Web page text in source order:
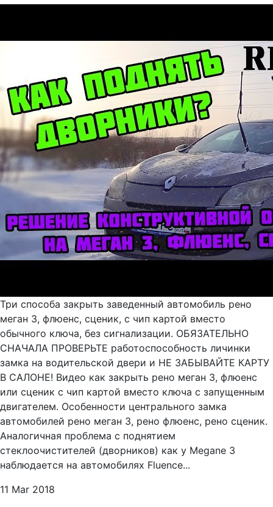
Три способа закрыть заведенный автомобиль рено
меган 3, флюенс, сценик, с чип картой вместо
обычного ключа, без сигнализации. ОБЯЗАТЕЛЬНО
СНАЧАЛА ПРОВЕРЬТЕ работоспособность личинки
замка на водительской двери и НЕ ЗАБЫВАЙТЕ КАРТУ
В САЛОНЕ! Видео как закрыть рено меган 3, флюенс
или сценик с чип картой вместо ключа с запущенным
двигателем. Особенности центрального замка
автомобилей рено меган 3, рено флюенс, рено сценик.
Аналогичная проблема с поднятием
стеклоочистителей (дворников) как у Megane 3
наблюдается на автомобилях Fluence...
11 Mar 2018